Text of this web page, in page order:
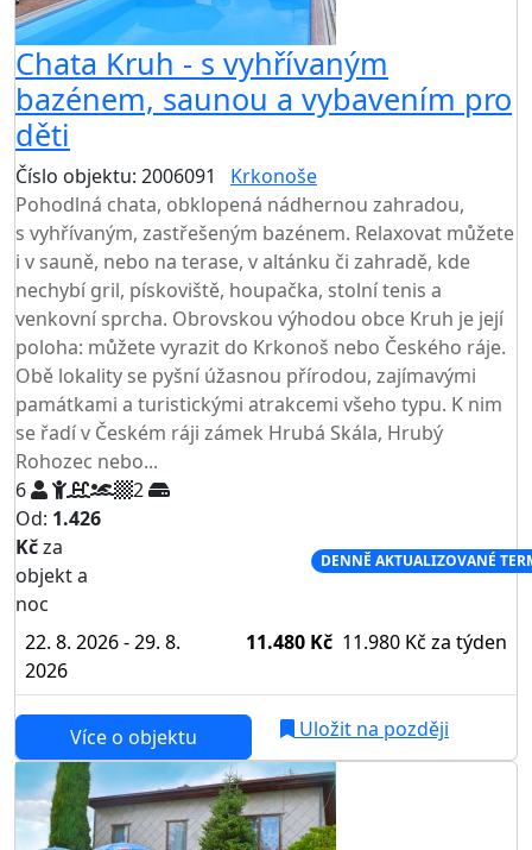
Chata Kruh - s vyhřívaným
bazénem, saunou a vybavením pro
děti
Číslo objektu: 2006091 Krkonoše
Pohodlná chata, obklopená nádhernou zahradou,
s vyhřívaným, zastřešeným bazénem. Relaxovat můžete
i v sauně, nebo na terase, v altánku či zahradě, kde
nechybí gril, pískoviště, houpačka, stolní tenis a
venkovní sprcha. Obrovskou výhodou obce Kruh je její
poloha: můžete vyrazit do Krkonoš nebo Českého ráje.
Obě lokality se pyšní úžasnou přírodou, zajímavými
památkami a turistickými atrakcemi všeho typu. K nim
se řadí v Českém ráji zámek Hrubá Skála, Hrubý
Rohozec nebo...
6
2
Od: 1.426
Kčza
objekt a
noc
DENNĚ AKTUALIZOVANÉ
22. 8. 2026 - 29. 8.
2026
11.480 Kč 11.980 Kč za týden
Více o objektu
Uložit na později